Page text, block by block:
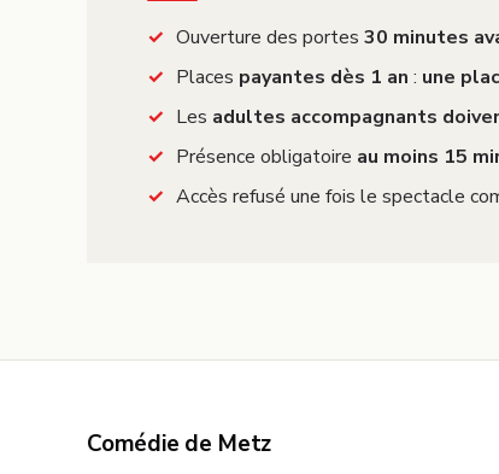
Ouverture des portes 30 minutes
Places payantes dès 1 an : une
Les adultes accompagnants
Présence obligatoire au moins 15
Accès refusé une fois le spectacle
Comédie de Metz